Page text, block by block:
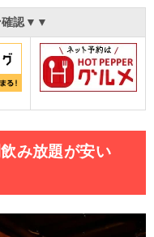
確認▼▼
み放題が安い